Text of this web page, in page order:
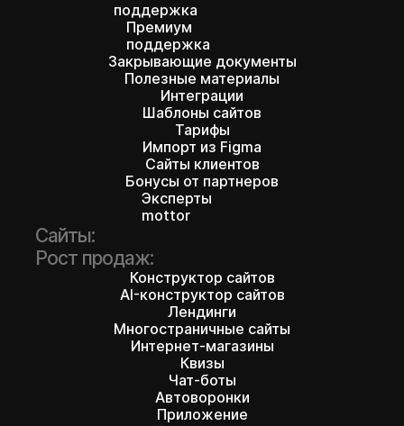
поддержка
Премиум
поддержка
Закрывающие документы
Полезные материалы
Интеграции
Шаблоны сайтов
Тарифы
Импорт из Figma
Сайты клиентов
Бонусы от партнеров
Эксперты
mottor
Сайты:
Рост продаж:
Конструктор сайтов
AI-конструктор сайтов
Лендинги
Многостраничные сайты
Интернет-магазины
Квизы
Чат-боты
Автоворонки
Приложение